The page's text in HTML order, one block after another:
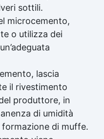
sottili.
microcemento,
o utilizza dei
lascia
il rivestimento
produttore, in
di umidità
di muffe.